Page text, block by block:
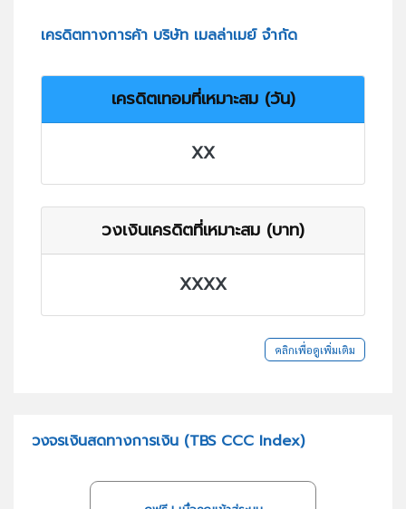
เครดิตทางการค้า บริษัท เมลล่าเมย์ จำกัด
เครดิตเทอมที่เหมาะสม (วัน)
XX
วงเงินเครดิตที่เหมาะสม (บาท)
XXXX
คลิกเพื่อดูเพิ่มเติม
วงจรเงินสดทางการเงิน (TBS CCC Index)